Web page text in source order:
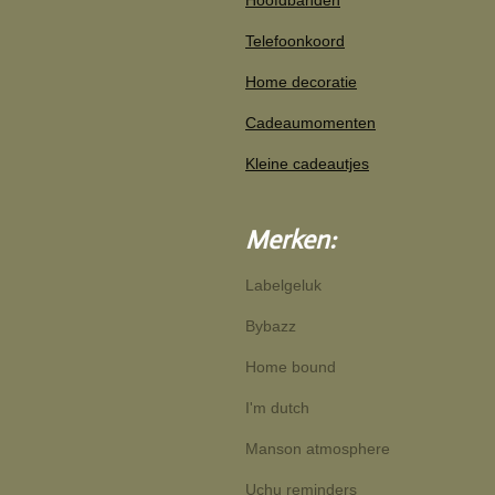
Telefoonkoord
Home decoratie
Cadeaumomenten
Kleine cadeautjes
Merken:
Labelgeluk
Bybazz
Home bound
I'm dutch
Manson atmosphere
Uchu reminders